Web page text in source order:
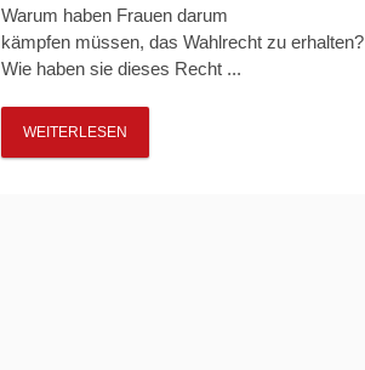
Warum haben Frauen darum
kämpfen müssen, das Wahlrecht zu erhalten?
Wie haben sie dieses Recht ...
WEITERLESEN